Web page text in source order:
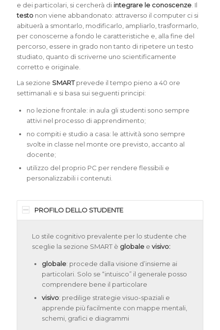
e dei particolari, si cercherà di integrare le conoscenze. Il
testo non viene abbandonato: attraverso il computer ci si
abituerà a smontarlo, modificarlo, ampliarlo, trasformarlo,
per conoscerne a fondo le caratteristiche e, alla fine del
percorso, essere in grado non tanto di ripetere un testo
studiato, quanto di scriverne uno scientificamente
corretto e originale.
La sezione SMARTprevede il tempo pieno a 40 ore
settimanali e si basa sui seguenti principi:
no lezione frontale: in aula gli studenti sono sempre
attivi nel processo di apprendimento;
no compiti e studio a casa: le attività sono sempre
svolte in classe nel monte ore previsto, accanto al
docente;
utilizzo del proprio PC per rendere flessibili e
personalizzabili i contenuti.
PROFILO DELLO STUDENTE
Lo stile cognitivo prevalente per lo studente che
sceglie la sezione SMART è globale e visivo:
globale: procede dalla visione d’insieme ai
particolari. Solo se “intuisco” il generale posso
comprendere bene il particolare
visivo: predilige strategie visuo-spaziali e
apprende più facilmente con mappe mentali,
schemi, grafici e diagrammi